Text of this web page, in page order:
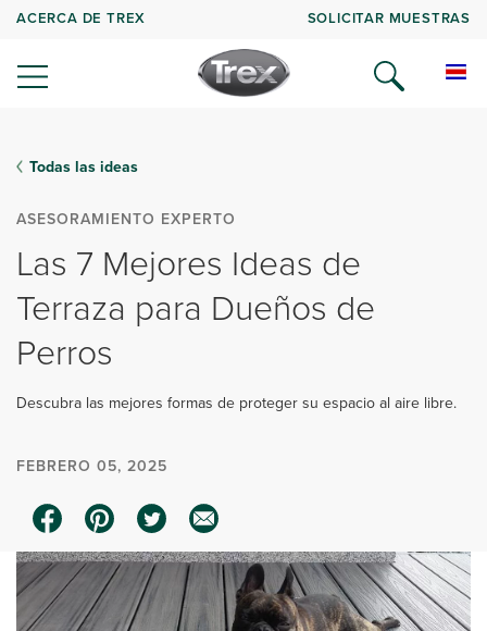
ACERCA DE TREX SOLICITAR MUESTRAS
Todas las ideas
ASESORAMIENTO EXPERTO
Las 7 Mejores Ideas de
Terraza para Dueños de
Perros
Descubra las mejores formas de proteger su espacio al aire libre.
FEBRERO 05, 2025